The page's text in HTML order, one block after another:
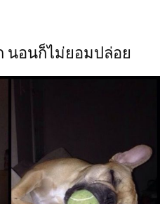
นอนก็ไม่ยอมปล่อย